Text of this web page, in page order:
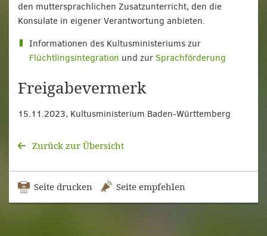
den muttersprachlichen Zusatzunterricht, den die
Konsulate in eigener Verantwortung anbieten.
Informationen des Kultusministeriums zur
Flüchtlingsintegration und zur Sprachförderung
Freigabevermerk
15.11.2023, Kultusministerium Baden-Württemberg
Zurück zur Übersicht
Seite drucken Seite empfehlen